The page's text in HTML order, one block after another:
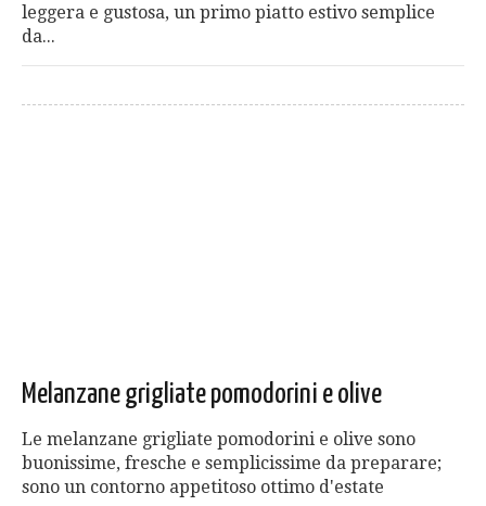
leggera e gustosa, un primo piatto estivo semplice
da...
Melanzane grigliate pomodorini e olive
Le melanzane grigliate pomodorini e olive sono
buonissime, fresche e semplicissime da preparare;
sono un contorno appetitoso ottimo d'estate